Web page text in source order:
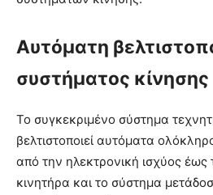
Αυτόματη
συστήματος κίνησης
Το συγκεκριμένο σύστημα
βελτιστοποιεί αυτόματα
από την ηλεκτρονική ισχύος έως
κινητήρα και το σύστημα